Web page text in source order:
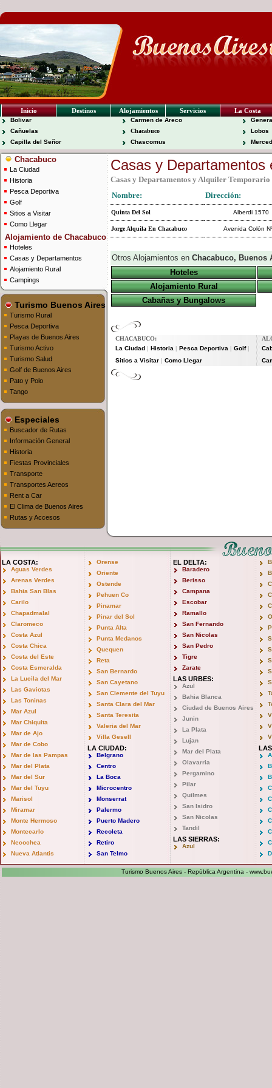
Inicio Destinos Alojamientos Servicios La Costa
Bolivar
Cañuelas
Capilla del Señor
Carmen de Areco
Chacabuco
Chascomus
Lobos
Chacabuco
La Ciudad
Historia
Pesca Deportiva
Golf
Sitios a Visitar
Como Llegar
Alojamiento de Chacabuco
Hoteles
Casas y Departamentos
Alojamiento Rural
Campings
Turismo Buenos Aires
Turismo Rural
Pesca Deportiva
Playas de Buenos Aires
Turismo Activo
Turismo Salud
Golf de Buenos Aires
Pato y Polo
Tango
Especiales
Buscador de Rutas
Información General
Historia
Fiestas Provinciales
Transporte
Transportes Aereos
Rent a Car
El Clima de Buenos Aires
Rutas y Accesos
Casas y
Casas y Departamentos y Alquiler Temporario
Nombre:
Dirección:
Quinta Del Sol Alberdi 1570
Jorge Alquila En Chacabuco Avenida Colón
Otros Alojamientos en Chacabuco, Buenos
Hoteles
Alojamiento Rural
Cabañas y Bungalows
CHACABUCO:
La Ciudad
Historia Pesca Deportiva Golf|
Sitios a Visitar Como Llegar
LA COSTA:
Aguas Verdes
Arenas Verdes
Bahia San Blas
Carilo
Chapadmalal
Claromeco
Costa Azul
Costa Chica
Costa del Este
Costa Esmeralda
La Lucila del Mar
Las Gaviotas
Las Toninas
Mar Azul
Mar Chiquita
Mar de Ajo
Mar de Cobo
Mar de las Pampas
Mar del Plata
Mar del Sur
Mar del Tuyu
Marisol
Miramar
Monte Hermoso
Montecarlo
Necochea
Nueva Atlantis
Orense
Oriente
Ostende
Pehuen Co
Pinamar
Pinar del Sol
Punta Alta
Punta Medanos
Quequen
Reta
San Bernardo
San Cayetano
San Clemente del Tuyu
Santa Clara del Mar
Santa Teresita
Valeria del Mar
Villa Gesell
LA CIUDAD:
Belgrano
Centro
La Boca
Microcentro
Monserrat
Palermo
Puerto Madero
Recoleta
Retiro
San Telmo
EL DELTA:
Baradero
Berisso
Campana
Escobar
Ramallo
San Fernando
San Nicolas
San Pedro
Tigre
Zarate
LAS URBES:
Azul
Bahia Blanca
Ciudad de Buenos Aires
Junin
La Plata
Lujan
Mar del Plata
Olavarria
Pergamino
Pilar
Quilmes
San Isidro
San Nicolas
Tandil
LAS SIERRAS:
Azul
Turismo Buenos Aires - República Argentina -